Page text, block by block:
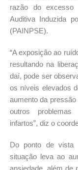
razão do excesso
Auditiva Induzida
(PAINPSE).
“A exposição ao
resultando na
daí, pode ser
os níveis elevados
aumento da
outros
infartos”, diz o
Do ponto de vista
situação leva ao
ansiedade, além de